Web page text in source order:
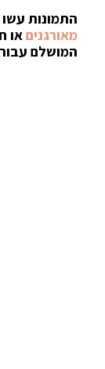
התמונות
מאורגנים
המושלם